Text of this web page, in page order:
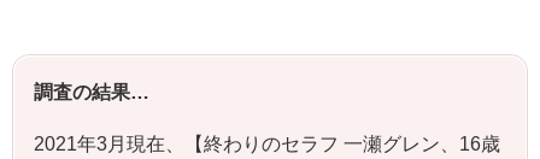
調査の結果…
2021年3月現在、【終わりのセラフ 一瀬グレン、16歳